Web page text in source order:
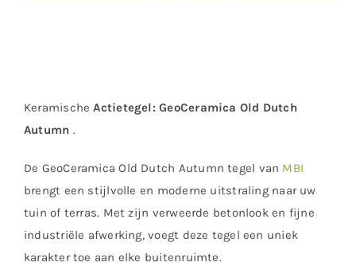
KeramischeActietegel: GeoCeramica Old Dutch
Autumn .
De GeoCeramica Old Dutch Autumn tegel van MBI
brengt een stijlvolle en moderne uitstraling naar uw
tuin of terras. Met zijn verweerde betonlook en fijne
industriële afwerking, voegt deze tegel een uniek
karakter toe aan elke buitenruimte.